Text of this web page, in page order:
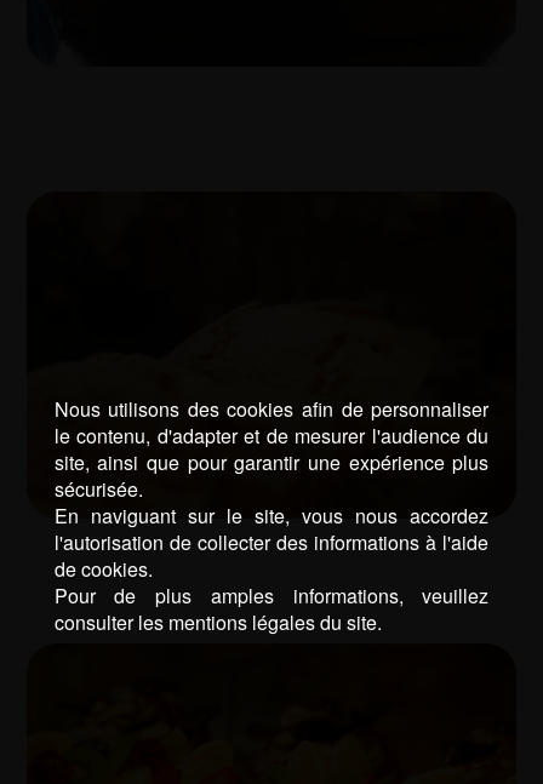
Nous utilisons des cookies afin de personnaliser
le contenu, d'adapter et de mesurer l'audience du
site, ainsi que pour garantir une expérience plus
sécurisée.
En naviguant sur le site, vous nous accordez
l'autorisation de collecter des informations à l'aide
de cookies.
Pour de plus amples informations, veuillez
consulter les mentions légales du site.